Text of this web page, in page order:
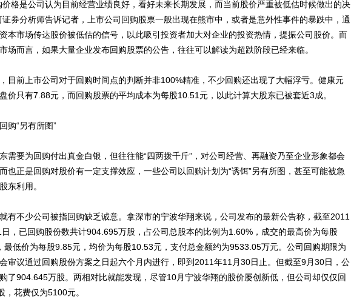
是公司认为目前经营业绩良好，看好未来长期发展，而当前股价严重被低估时候做出的决
证券分析师告诉记者，上市公司回购股票一般出现在熊市中，或者是意外性事件的暴跌中，通
本市场传达股价被低估的信号，以此吸引投资者加大对企业的投资热情，提振公司股价。而
场而言，如果大量企业发布回购股票的公告，往往可以解读为超跌阶段已经来临。
前上市公司对于回购时间点的判断并非100%精准，不少回购还出现了大幅浮亏。健康元
价只有7.88元，而回购股票的平均成本为每股10.51元，以此计算大股东已被套近3成。
“另有所图”
要为回购付出真金白银，但往往能“四两拨千斤”，对公司经营、再融资乃至企业形象都会
也正是回购对股价有一定支撑效应，一些公司以回购计划为“诱饵”另有所图，甚至可能被急
东利用。
不少公司被指回购缺乏诚意。拿深市的宁波华翔来说，公司发布的最新公告称，截至2011
，已回购股份数共计904.695万股，占公司总股本的比例为1.60%，成交的最高价为每股
最低价为每股9.85元，均价为每股10.53元，支付总金额约为9533.05万元。公司回购期限为
审议通过回购股份方案之日起六个月内进行，即到2011年11月30日止。但截至9月30日，公
了904.645万股。两相对比就能发现，尽管10月宁波华翔的股价屡创新低，但公司却仅仅回
，花费仅为5100元。